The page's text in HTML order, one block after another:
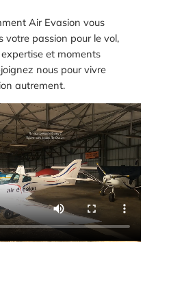
Air Evasion vous
votre passion pour le vol,
et moments
nous pour vivre
autrement.